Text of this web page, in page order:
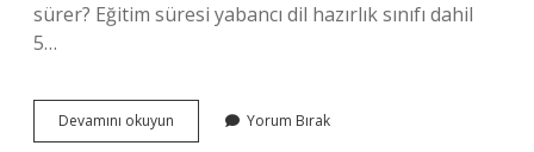
sürer? Eğitim süresi yabancı dil hazırlık sınıfı dahil
5…
Devamını okuyun
Okul
Yorum Bırak